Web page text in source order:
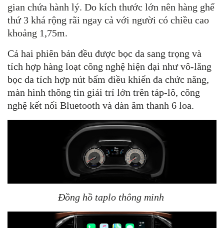
gian chứa hành lý. Do kích thước lớn nên hàng ghế
thứ 3 khá rộng rãi ngay cả với người có chiều cao
khoảng 1,75m.
Cả hai phiên bản đều được bọc da sang trọng và
tích hợp hàng loạt công nghệ hiện đại như vô-lăng
bọc da tích hợp nút bấm điều khiển đa chức năng,
màn hình thông tin giải trí lớn trên táp-lô, công
nghệ kết nối Bluetooth và dàn âm thanh 6 loa.
Đồng hồ taplo thông minh